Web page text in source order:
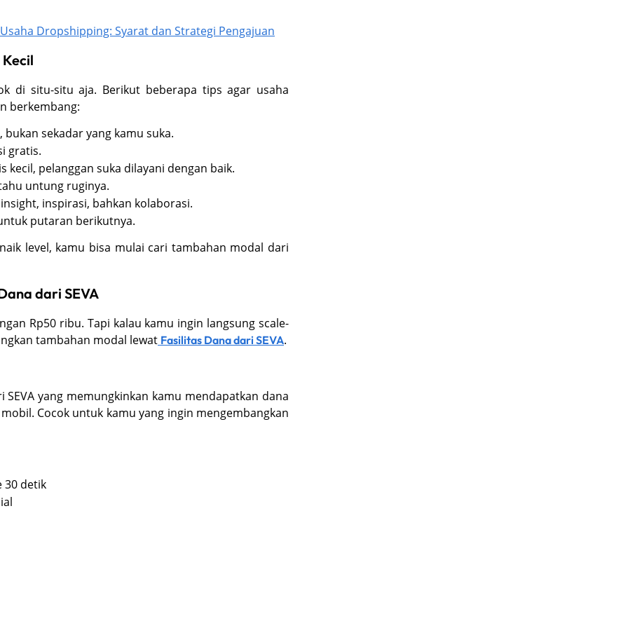
Dropshipping: Syarat dan Strategi Pengajuan
di situ-situ aja. Berikut beberapa tips agar usaha
berkembang:
, bukan sekadar yang kamu suka.
gratis.
kecil, pelanggan suka dilayani dengan baik.
untung ruginya.
inspirasi, bahkan kolaborasi.
putaran berikutnya.
level, kamu bisa mulai cari tambahan modal dari
dari SEVA
Rp50 ribu. Tapi kalau kamu ingin langsung scale-
tambahan modal lewat Fasilitas Dana dari SEVA.
yang memungkinkan kamu mendapatkan dana
Cocok untuk kamu yang ingin mengembangkan
30 detik